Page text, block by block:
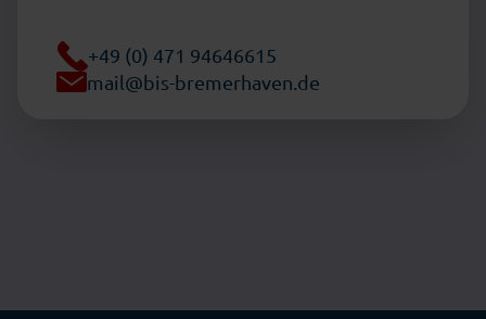
+49 (0) 471 94646615
mail@bis-bremerhaven.de